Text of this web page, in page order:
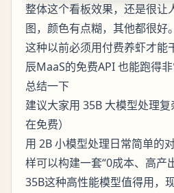
整体这个看板效果，还是很让
图，颜色有点糊，其他都很好。
这种以前必须用付费养虾才能
辰MaaS的免费API 也能跑得非
总结一下
建议大家用 35B 大模型处理
在免费）
用 2B 小模型处理日常简单的
样可以构建一套“0成本、高产
35B这种高性能模型值得用，